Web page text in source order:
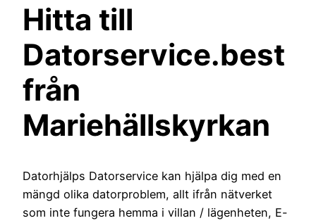
Hitta till
Datorservice.best
från
Mariehällskyrkan
Datorhjälps Datorservice kan hjälpa dig med en
mängd olika datorproblem, allt ifrån nätverket
som inte fungera hemma i villan / lägenheten, E-